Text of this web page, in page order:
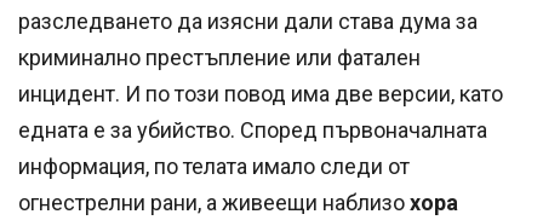
разследването да изясни дали става дума за
криминално престъпление или фатален
инцидент. И по този повод има две версии, като
едната е за убийство. Според първоначалната
информация, по телата имало следи от
огнестрелни рани, а живеещи наблизохора